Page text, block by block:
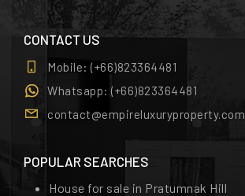
CONTACT US
Mobile: (+66)823364481
Whatsapp: (+66)823364481
contact@empireluxuryproperty.com
POPULAR SEARCHES
House for sale in Pratumnak Hill